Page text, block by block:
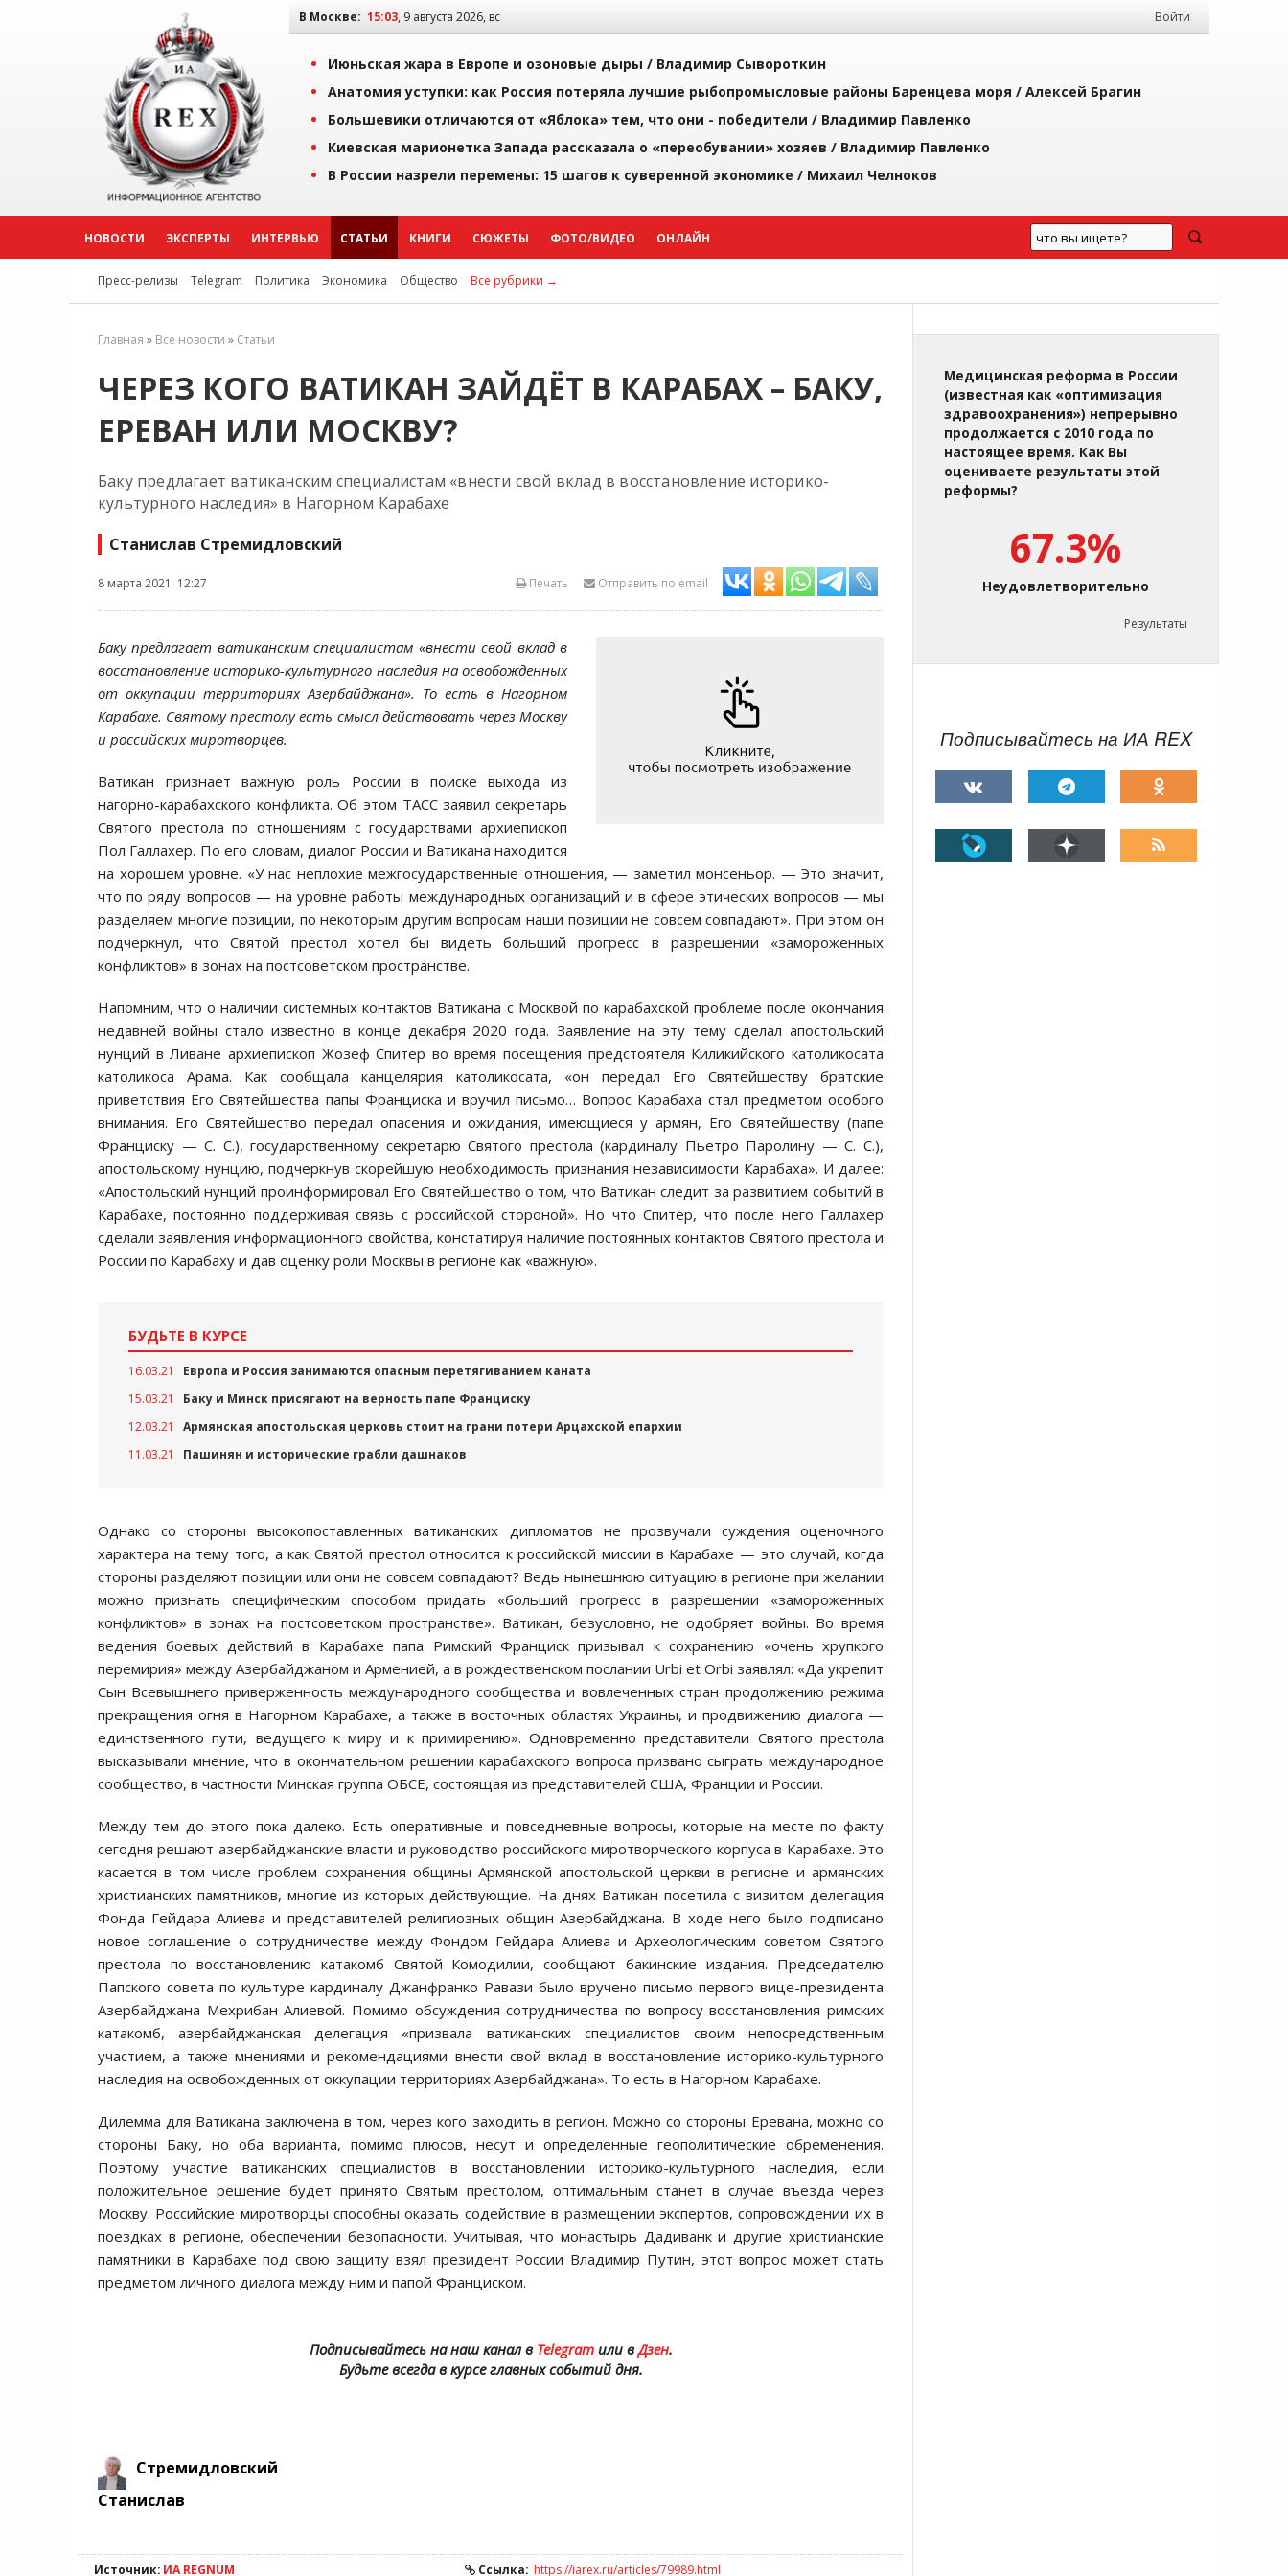
В Москве: 15:03, 9 августа 2026, вс Войти
Июньская жара в Европе и озоновые дыры / Владимир Сывороткин
Анатомия уступки: как Россия потеряла лучшие рыбопромысловые районы Баренцева моря / Алексей Брагин
Большевики отличаются от «Яблока» тем, что они - победители / Владимир Павленко
Киевская марионетка Запада рассказала о «переобувании» хозяев / Владимир Павленко
В России назрели перемены: 15 шагов к суверенной экономике / Михаил Челноков
НОВОСТИ ЭКСПЕРТЫ ИНТЕРВЬЮ СТАТЬИ КНИГИ СЮЖЕТЫ ФОТО/ВИДЕО ОНЛАЙН
Пресс-релизы Telegram Политика Экономика Общество Все рубрики →
Главная » Все новости » Статьи
ЧЕРЕЗ КОГО ВАТИКАН ЗАЙДЁТ В КАРАБАХ – БАКУ,
ЕРЕВАН ИЛИ МОСКВУ?
Баку предлагает ватиканским специалистам «внести свой вклад в восстановление историко-
культурного наследия» в Нагорном Карабахе
Станислав Стремидловский
8 марта 2021 12:27 Отправить по email
Печать
Баку предлагает ватиканским специалистам «внести свой вклад в
восстановление историко-культурного наследия на освобожденных
от оккупации территориях Азербайджана». То есть в Нагорном
Карабахе. Святому престолу есть смысл действовать через Москву
и российских миротворцев.
Ватикан признает важную роль России в поиске выхода из
нагорно-карабахского конфликта. Об этом ТАСС заявил секретарь
Святого престола по отношениям с государствами архиепископ
Пол Галлахер. По его словам, диалог России и Ватикана находится
на хорошем уровне. «У нас неплохие межгосударственные отношения, — заметил монсеньор. — Это значит,
что по ряду вопросов — на уровне работы международных организаций и в сфере этических вопросов — мы
разделяем многие позиции, по некоторым другим вопросам наши позиции не совсем совпадают». При этом он
подчеркнул, что Святой престол хотел бы видеть больший прогресс в разрешении «замороженных
конфликтов» в зонах на постсоветском пространстве.
Напомним, что о наличии системных контактов Ватикана с Москвой по карабахской проблеме после окончания
недавней войны стало известно в конце декабря 2020 года. Заявление на эту тему сделал апостольский
нунций в Ливане архиепископ Жозеф Спитер во время посещения предстоятеля Киликийского католикосата
католикоса Арама. Как сообщала канцелярия католикосата, «он передал Его Святейшеству братские
приветствия Его Святейшества папы Франциска и вручил письмо… Вопрос Карабаха стал предметом особого
внимания. Его Святейшество передал опасения и ожидания, имеющиеся у армян, Его Святейшеству (папе
Франциску — С. С.), государственному секретарю Святого престола (кардиналу Пьетро Паролину — С. С.),
апостольскому нунцию, подчеркнув скорейшую необходимость признания независимости Карабаха». И далее:
«Апостольский нунций проинформировал Его Святейшество о том, что Ватикан следит за развитием событий в
Карабахе, постоянно поддерживая связь с российской стороной». Но что Спитер, что после него Галлахер
сделали заявления информационного свойства, констатируя наличие постоянных контактов Святого престола и
России по Карабаху и дав оценку роли Москвы в регионе как «важную».
БУДЬТЕ В КУРСЕ
16.03.21
Европа и Россия занимаются опасным перетягиванием каната
15.03.21
Баку и Минск присягают на верность папе Франциску
12.03.21
Армянская апостольская церковь стоит на грани потери Арцахской епархии
11.03.21
Пашинян и исторические грабли дашнаков
Однако со стороны высокопоставленных ватиканских дипломатов не прозвучали суждения оценочного
характера на тему того, а как Святой престол относится к российской миссии в Карабахе — это случай, когда
стороны разделяют позиции или они не совсем совпадают? Ведь нынешнюю ситуацию в регионе при желании
можно признать специфическим способом придать «больший прогресс в разрешении «замороженных
конфликтов» в зонах на постсоветском пространстве». Ватикан, безусловно, не одобряет войны. Во время
ведения боевых действий в Карабахе папа Римский Франциск призывал к сохранению «очень хрупкого
перемирия» между Азербайджаном и Арменией, а в рождественском послании Urbi et Orbi заявлял: «Да укрепит
Сын Всевышнего приверженность международного сообщества и вовлеченных стран продолжению режима
прекращения огня в Нагорном Карабахе, а также в восточных областях Украины, и продвижению диалога —
единственного пути, ведущего к миру и к примирению». Одновременно представители Святого престола
высказывали мнение, что в окончательном решении карабахского вопроса призвано сыграть международное
сообщество, в частности Минская группа ОБСЕ, состоящая из представителей США, Франции и России.
Между тем до этого пока далеко. Есть оперативные и повседневные вопросы, которые на месте по факту
сегодня решают азербайджанские власти и руководство российского миротворческого корпуса в Карабахе. Это
касается в том числе проблем сохранения общины Армянской апостольской церкви в регионе и армянских
христианских памятников, многие из которых действующие. На днях Ватикан посетила с визитом делегация
Фонда Гейдара Алиева и представителей религиозных общин Азербайджана. В ходе него было подписано
новое соглашение о сотрудничестве между Фондом Гейдара Алиева и Археологическим советом Святого
престола по восстановлению катакомб Святой Комодилии, сообщают бакинские издания. Председателю
Папского совета по культуре кардиналу Джанфранко Равази было вручено письмо первого вице-президента
Азербайджана Мехрибан Алиевой. Помимо обсуждения сотрудничества по вопросу восстановления римских
катакомб, азербайджанская делегация «призвала ватиканских специалистов своим непосредственным
участием, а также мнениями и рекомендациями внести свой вклад в восстановление историко-культурного
наследия на освобожденных от оккупации территориях Азербайджана». То есть в Нагорном Карабахе.
Дилемма для Ватикана заключена в том, через кого заходить в регион. Можно со стороны Еревана, можно со
стороны Баку, но оба варианта, помимо плюсов, несут и определенные геополитические обременения.
Поэтому участие ватиканских специалистов в восстановлении историко-культурного наследия, если
положительное решение будет принято Святым престолом, оптимальным станет в случае въезда через
Москву. Российские миротворцы способны оказать содействие в размещении экспертов, сопровождении их в
поездках в регионе, обеспечении безопасности. Учитывая, что монастырь Дадиванк и другие христианские
памятники в Карабахе под свою защиту взял президент России Владимир Путин, этот вопрос может стать
предметом личного диалога между ним и папой Франциском.
Подписывайтесь на наш канал в Telegramили вДзен.
Будьте всегда в курсе главных событий дня.
Стремидловский
Станислав
Источник: ИА REGNUM Ссылка: https://iarex.ru/articles/79989.html
Медицинская реформа в России
(известная как «оптимизация
здравоохранения») непрерывно
продолжается с 2010 года по
настоящее время. Как Вы
оцениваете результаты этой
реформы?
67.3%
Неудовлетворительно
Результаты
Подписывайтесь на ИА REX